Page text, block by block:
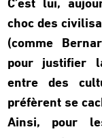
C’est lui,
choc des
(comme
pour justifier
entre des
préfèrent se
Ainsi, pour